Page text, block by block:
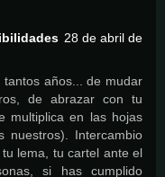
28 de abril de
años... de mudar
de abrazar con tu
multiplica en las hojas
nuestros). Intercambio
lema, tu cartel ante el
si has cumplido